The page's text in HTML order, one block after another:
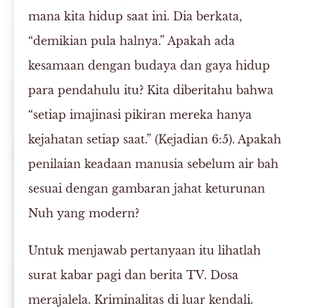
mana kita hidup saat ini. Dia berkata,
“demikian pula halnya.” Apakah ada
kesamaan dengan budaya dan gaya hidup
para pendahulu itu? Kita diberitahu bahwa
“setiap imajinasi pikiran mereka hanya
kejahatan setiap saat.” (Kejadian 6:5). Apakah
penilaian keadaan manusia sebelum air bah
sesuai dengan gambaran jahat keturunan
Nuh yang modern?
Untuk menjawab pertanyaan itu lihatlah
surat kabar pagi dan berita TV. Dosa
merajalela. Kriminalitas di luar kendali.